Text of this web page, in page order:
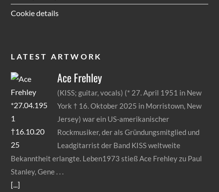
Cookie details
LATEST ARTWORK
AceFrehley
(KISS; guitar, vocals) (* 27. April 1951 in New
York † 16. Oktober 2025 in Morristown, New
Jersey) war ein US-amerikanischer
Rockmusiker, der als Gründungsmitglied und
Leadgitarrist der Band KISS weltweite
Bekanntheit erlangte. Leben1973 stieß Ace Frehley zu Paul
Stanley, Gene
[...]